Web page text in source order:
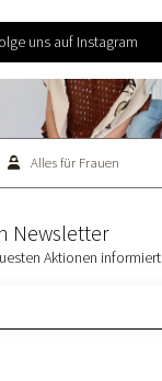
uns auf Instagram
Alles für Frauen
Newsletter
Aktionen informiert